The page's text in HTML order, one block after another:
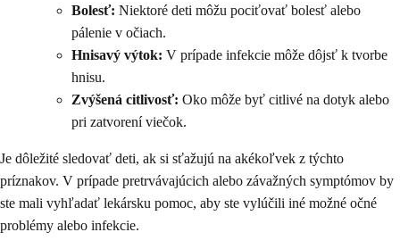
Bolesť: Niektoré deti môžu pociťovať bolesť alebo
pálenie v očiach.
Hnisavý výtok: V prípade infekcie môže dôjsť k tvorbe
hnisu.
Zvýšená citlivosť: Oko môže byť citlivé na dotyk alebo
pri zatvorení viečok.
Je dôležité sledovať deti, ak si sťažujú na akékoľvek z týchto
príznakov. V prípade pretrvávajúcich alebo závažných symptómov by
ste mali vyhľadať lekársku pomoc, aby ste vylúčili iné možné očné
problémy alebo infekcie.